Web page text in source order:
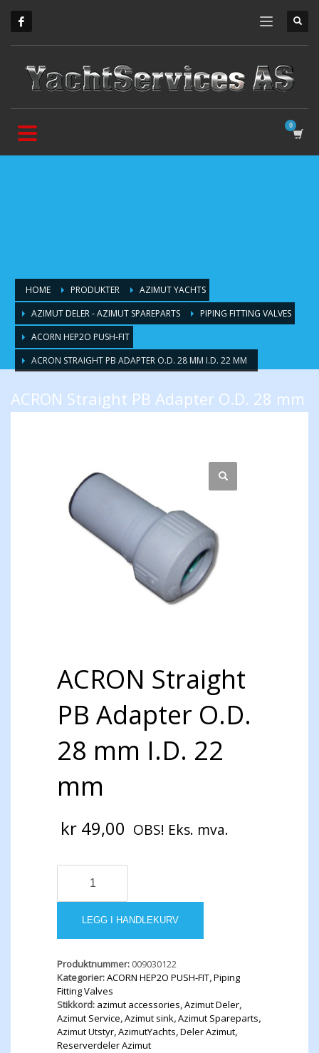
HOME PRODUKTER
AZIMUT YACHTS
AZIMUT DELER - AZIMUT SPAREPARTS
PIPING FITTING VALVES
ACORN HEP2O PUSH-FIT
ACRON STRAIGHT PB ADAPTER O.D. 28 MM I.D. 22 MM
ACRON Straight PB Adapter O.D. 28 mm
I.D. 22 mm
ACRON Straight
PB Adapter O.D.
28 mm I.D. 22
mm
kr 49,00 OBS! Eks. mva.
PB
28
I.D.
22
mm
antall
LEGG I HANDLEKURV
Produktnummer: 009030122
Kategorier:ACORN HEP2O PUSH-FIT,Piping
Fitting Valves
Stikkord: azimut accessories,Azimut Deler,
Azimut Service,Azimut sink,Azimut Spareparts,
Azimut Utstyr,AzimutYachts,Deler Azimut,
Reserverdeler Azimut